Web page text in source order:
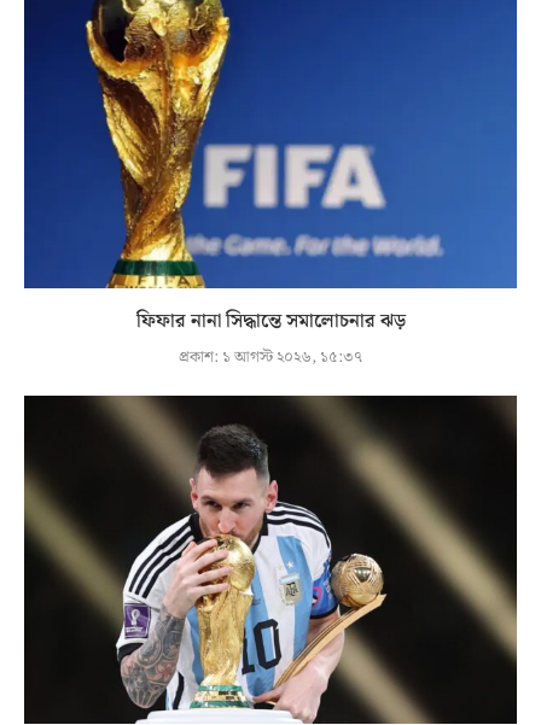
ফিফার নানা সিদ্ধান্তে সমালোচনার ঝড়
প্রকাশ: ১ আগস্ট ২০২৬, ১৫:৩৭